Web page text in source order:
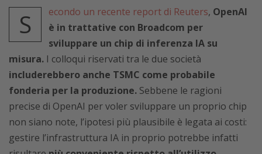
S econdo un recente report di Reuters, OpenAI
è in trattative con Broadcom per
sviluppare un chip di inferenza IA su
misura. I colloqui riservati tra le due società
includerebbero anche TSMC come probabile
fonderia per la produzione. Sebbene le ragioni
precise di OpenAI per voler sviluppare un proprio chip
non siano note, l’ipotesi più plausibile è legata ai costi:
gestire l’infrastruttura IA in proprio potrebbe infatti